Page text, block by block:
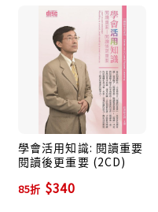
學會活用知識: 閱讀重要
閱讀後更重要 (2CD)
85折 $340